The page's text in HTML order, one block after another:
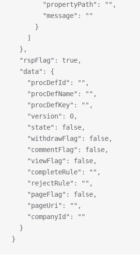
        "propertyPath": "",
        "message": ""
      }
    ]
  },
  "rspFlag": true,
  "data": {
    "procDefId": "",
    "procDefName": "",
    "procDefKey": "",
    "version": 0,
    "state": false,
    "withdrawFlag": false,
    "commentFlag": false,
    "viewFlag": false,
    "completeRule": "",
    "rejectRule": "",
    "pageFlag": false,
    "pageUri": "",
    "companyId": ""
  }
}